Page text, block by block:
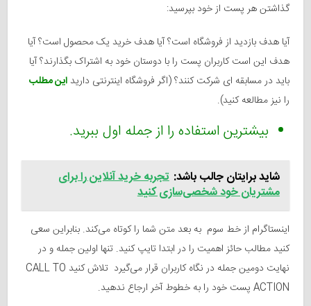
گذاشتن هر پست از خود بپرسید:
آیا هدف بازدید از فروشگاه است؟ آیا هدف خرید یک محصول است؟ آیا
هدف این است کاربران پست را با دوستان خود به اشتراک بگذارند؟ آیا
باید در مسابقه ای شرکت کنند؟ (اگر فروشگاه اینترنتی داریداین مطلب
را نیز مطالعه کنید).
بیشترین استفاده را از جمله اول ببرید.
شاید برایتان جالب باشد: تجربه خرید آنلاین را برای
مشتریان خود شخصی‌سازی کنید
اینستاگرام از خط سوم به بعد متن شما را کوتاه می‌کند. بنابراین سعی
کنید مطالب حائز اهمیت را در ابتدا تایپ کنید. تنها اولین جمله و در
نهایت دومین جمله در نگاه کاربران قرار می‌گیرد تلاش کنید CALL TO
ACTION پست خود را به خطوط آخر ارجاع ندهید.